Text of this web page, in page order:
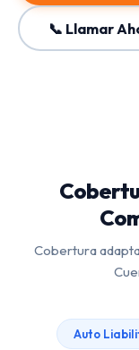
📞 Llamar
Cobertura
Auto